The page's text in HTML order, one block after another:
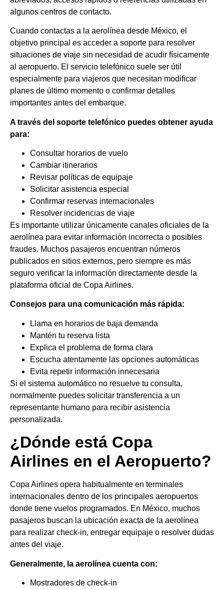
algunos centros de contacto.
Cuando contactas a la aerolínea desde México, el
objetivo principal es acceder a soporte para resolver
situaciones de viaje sin necesidad de acudir físicamente
al aeropuerto. El servicio telefónico suele ser útil
especialmente para viajeros que necesitan modificar
planes de último momento o confirmar detalles
importantes antes del embarque.
A través del soporte telefónico puedes obtener ayuda
para:
Consultar horarios de vuelo
Cambiar itinerarios
Revisar políticas de equipaje
Solicitar asistencia especial
Confirmar reservas internacionales
Resolver incidencias de viaje
Es importante utilizar únicamente canales oficiales de la
aerolínea para evitar información incorrecta o posibles
fraudes. Muchos pasajeros encuentran números
publicados en sitios externos, pero siempre es más
seguro verificar la información directamente desde la
plataforma oficial de Copa Airlines.
Consejos para una comunicación más rápida:
Llama en horarios de baja demanda
Mantén tu reserva lista
Explica el problema de forma clara
Escucha atentamente las opciones automáticas
Evita repetir información innecesaria
Si el sistema automático no resuelve tu consulta,
normalmente puedes solicitar transferencia a un
representante humano para recibir asistencia
personalizada.
¿Dónde está Copa
Airlines en el Aeropuerto?
Copa Airlines opera habitualmente en terminales
internacionales dentro de los principales aeropuertos
donde tiene vuelos programados. En México, muchos
pasajeros buscan la ubicación exacta de la aerolínea
para realizar check-in, entregar equipaje o resolver dudas
antes del viaje.
Generalmente, la aerolínea cuenta con:
Mostradores de check-in